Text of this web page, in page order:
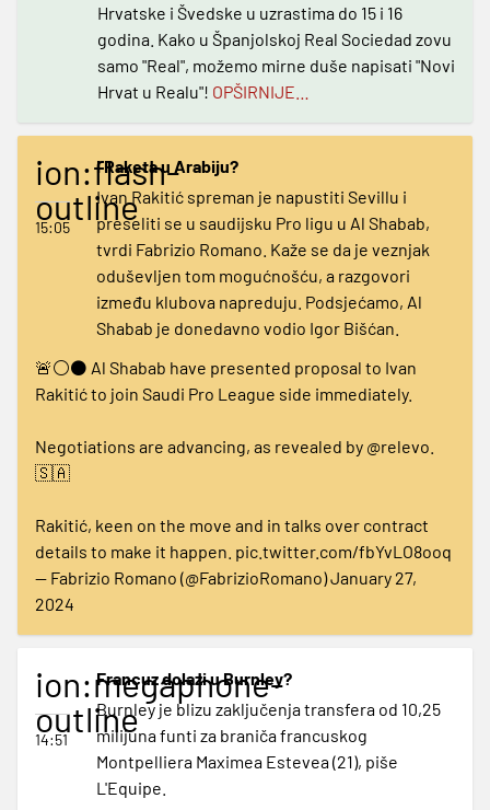
Hrvatske i Švedske u uzrastima do 15 i 16
godina. Kako u Španjolskoj Real Sociedad zovu
samo "Real", možemo mirne duše napisati "Novi
Hrvat u Realu"! OPŠIRNIJE…
ion:flash-
outline
15:05
I Raketa u Arabiju?
Ivan Rakitić spreman je napustiti Sevillu i
preseliti se u saudijsku Pro ligu u Al Shabab,
tvrdi Fabrizio Romano. Kaže se da je veznjak
oduševljen tom mogućnošću, a razgovori
između klubova napreduju. Podsjećamo, Al
Shabab je donedavno vodio Igor Bišćan.
🚨⚪️⚫️ Al Shabab have presented proposal to Ivan
Rakitić to join Saudi Pro League side immediately.
Negotiations are advancing, as revealed by @relevo
🇸🇦
Rakitić, keen on the move and in talks over contract
details to make it happen. pic.twitter.com/fbYvLO8ooq
— Fabrizio Romano (@FabrizioRomano)January 27,
2024
ion:megaphone-
outline
14:51
Francuz dolazi u Burnley?
Burnley je blizu zaključenja transfera od 10,25
milijuna funti za braniča francuskog
Montpelliera Maximea Estevea (21), piše
L'Equipe.